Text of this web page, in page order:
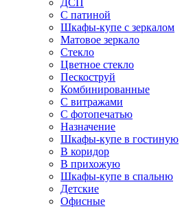
ДСП
С патиной
Шкафы-купе с зеркалом
Матовое зеркало
Стекло
Цветное стекло
Пескоструй
Комбинированные
С витражами
С фотопечатью
Назначение
Шкафы-купе в гостиную
В коридор
В прихожую
Шкафы-купе в спальню
Детские
Офисные